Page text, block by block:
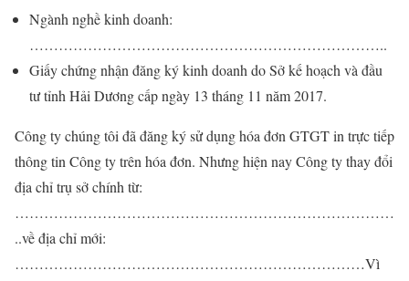
Ngành nghề kinh doanh:
………………………………………………………………..
Giấy chứng nhận đăng ký kinh doanh do Sở kế hoạch và đầu
tư tỉnh Hải Dương cấp ngày 13 tháng 11 năm 2017.
Công ty chúng tôi đã đăng ký sử dụng hóa đơn GTGT in trực tiếp
thông tin Công ty trên hóa đơn. Nhưng hiện nay Công ty thay đổi
địa chỉ trụ sở chính từ:
……………………………………………………………………
..về địa chỉ mới:
………………………………………………………………Vì